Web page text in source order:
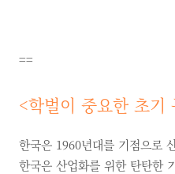
==
<학벌이 중요한 초기
한국은 1960년대를 기점으로
한국은 산업화를 위한 탄탄한